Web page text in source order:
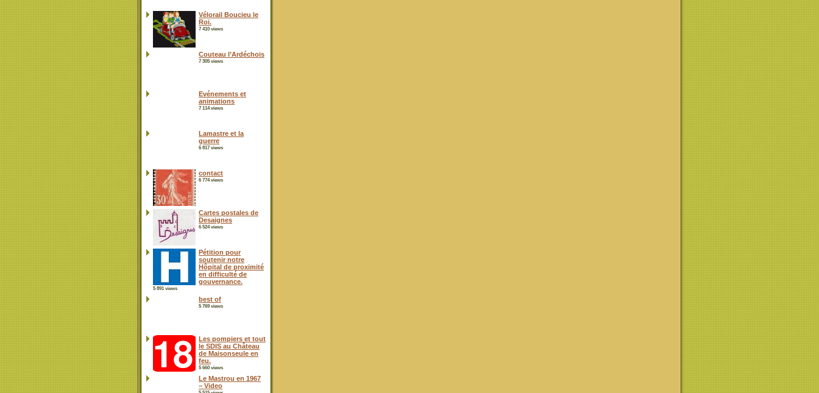
Vélorail Boucieu le
Roi.
7 410 views
Couteau l’Ardéchois
7 305 views
Evénements et
animations
7 114 views
Lamastre et la
guerre
6 817 views
contact
6 774 views
Cartes postales de
Desaignes
6 524 views
Pétition pour
soutenir notre
Hôpital de proximité
en difficulté de
gouvernance.
5 891 views
best of
5 769 views
Les pompiers et tout
le SDIS au Château
de Maisonseule en
feu.
5 660 views
Le Mastrou en 1967
– Video